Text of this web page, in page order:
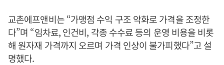
교촌에프앤비는 “가맹점 수익 구조 악화로 가격을 조정한
다”며 “임차료, 인건비, 각종 수수료 등의 운영 비용을 비롯
해 원자재 가격까지 오르며 가격 인상이 불가피했다”고 설
명했다.